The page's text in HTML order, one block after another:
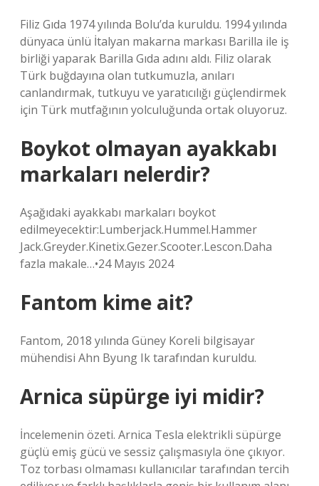
Filiz Gıda 1974 yılında Bolu’da kuruldu. 1994 yılında
dünyaca ünlü İtalyan makarna markası Barilla ile iş
birliği yaparak Barilla Gıda adını aldı. Filiz olarak
Türk buğdayına olan tutkumuzla, anıları
canlandırmak, tutkuyu ve yaratıcılığı güçlendirmek
için Türk mutfağının yolculuğunda ortak oluyoruz.
Boykot olmayan ayakkabı
markaları nelerdir?
Aşağıdaki ayakkabı markaları boykot
edilmeyecektir:Lumberjack.Hummel.Hammer
Jack.Greyder.Kinetix.Gezer.Scooter.Lescon.Daha
fazla makale…•24 Mayıs 2024
Fantom kime ait?
Fantom, 2018 yılında Güney Koreli bilgisayar
mühendisi Ahn Byung Ik tarafından kuruldu.
Arnica süpürge iyi midir?
İncelemenin özeti. Arnica Tesla elektrikli süpürge
güçlü emiş gücü ve sessiz çalışmasıyla öne çıkıyor.
Toz torbası olmaması kullanıcılar tarafından tercih